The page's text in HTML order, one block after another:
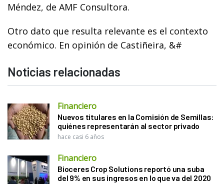
Méndez, de AMF Consultora.
Otro dato que resulta relevante es el contexto
económico. En opinión de Castiñeira, &#
Noticias relacionadas
Financiero
Nuevos titulares en la Comisión de Semillas:
quiénes representarán al sector privado
hace casi 6 años
Financiero
Bioceres Crop Solutions reportó una suba
del 9% en sus ingresos en lo que va del 2020